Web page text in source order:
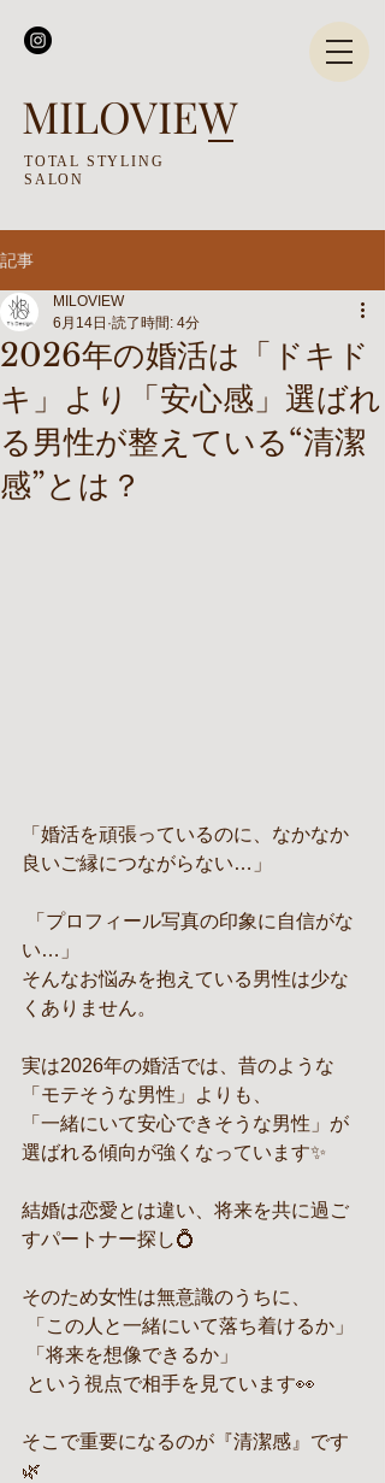
MILOVIEW
TOTAL STYLING
SALON
記事
2026年の婚活は「ドキド
キ」より「安心感」選ばれ
る男性が整えている“清潔
感”とは？
MILOVIEW
6月14日 読了時間: 4分
「婚活を頑張っているのに、なかなか
良いご縁につながらない…」
い…」
そんなお悩みを抱えている男性は少な
くありません。
実は2026年の婚活では、昔のような
「モテそうな男性」よりも、
「一緒にいて安心できそうな男性」が
選ばれる傾向が強くなっています✨
結婚は恋愛とは違い、将来を共に過ご
すパートナー探し💍
そのため女性は無意識のうちに、
「この人と一緒にいて落ち着けるか」
「将来を想像できるか」
という視点で相手を見ています👀
そこで重要になるのが『清潔感』です
🌿